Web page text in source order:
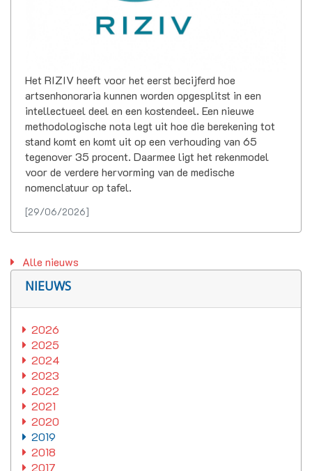
Het RIZIV heeft voor het eerst becijferd hoe
artsenhonoraria kunnen worden opgesplitst in een
intellectueel deel en een kostendeel. Een nieuwe
methodologische nota legt uit hoe die berekening tot
stand komt en komt uit op een verhouding van 65
tegenover 35 procent. Daarmee ligt het rekenmodel
voor de verdere hervorming van de medische
nomenclatuur op tafel.
[29/06/2026]
Alle nieuws
NIEUWS
2026
2025
2024
2023
2022
2021
2020
2019
2018
2017